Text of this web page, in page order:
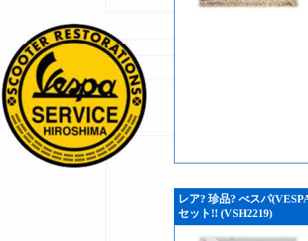
レア? 珍品? べスパ
セット!! (VSH2219)